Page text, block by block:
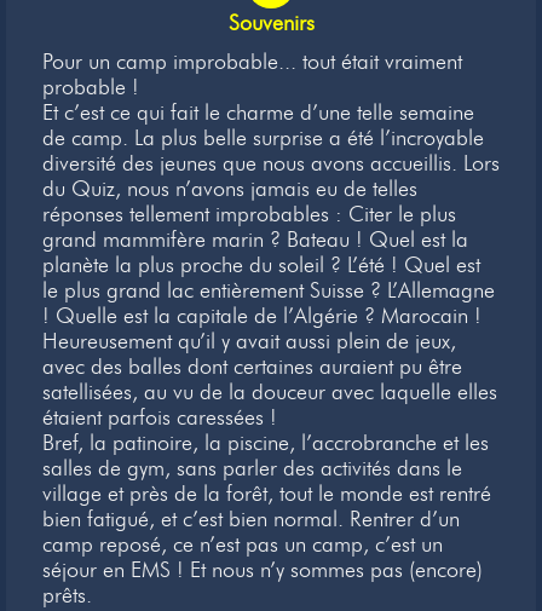
Souvenirs
Pour un camp improbable... tout était vraiment
probable !
Et c’est ce qui fait le charme d’une telle semaine
de camp. La plus belle surprise a été l’incroyable
diversité des jeunes que nous avons accueillis. Lors
du Quiz, nous n’avons jamais eu de telles
réponses tellement improbables : Citer le plus
grand mammifère marin ? Bateau ! Quel est la
planète la plus proche du soleil ? L’été ! Quel est
le plus grand lac entièrement Suisse ? L’Allemagne
! Quelle est la capitale de l’Algérie ? Marocain !
Heureusement qu’il y avait aussi plein de jeux,
avec des balles dont certaines auraient pu être
satellisées, au vu de la douceur avec laquelle elles
étaient parfois caressées !
Bref, la patinoire, la piscine, l’accrobranche et les
salles de gym, sans parler des activités dans le
village et près de la forêt, tout le monde est rentré
bien fatigué, et c’est bien normal. Rentrer d’un
camp reposé, ce n’est pas un camp, c’est un
séjour en EMS ! Et nous n’y sommes pas (encore)
prêts.